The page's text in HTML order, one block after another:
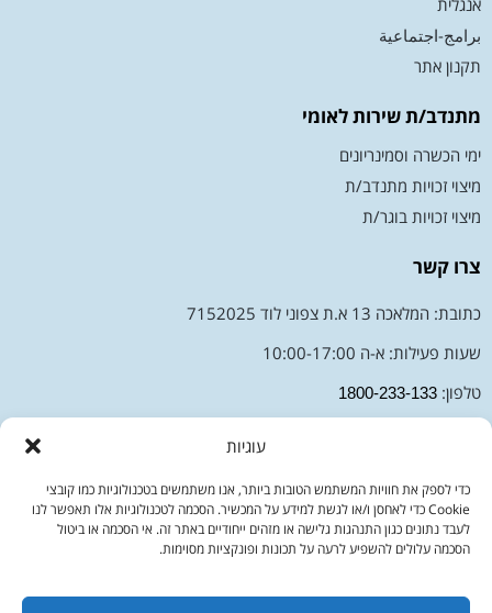
עוגיות
כדי לספק את חוויות המשתמש הטובות ביותר, אנו משתמשים בטכנולוגיות כמו קובצי
Cookie כדי לאחסן ו/או לגשת למידע על המכשיר. הסכמה לטכנולוגיות אלו תאפשר לנו
לעבד נתונים כגון התנהגות גלישה או מזהים ייחודיים באתר זה. אי הסכמה או ביטול
הסכמה עלולים להשפיע לרעה על תכונות ופונקציות מסוימות.
برامج-اجتماعية
תקנון אתר
מתנדב/ת שירות לאומי
ימי הכשרה וסמינריונים
מיצוי זכויות מתנדב/ת
מיצוי זכויות בוגר/ת
צרו קשר
כתובת: המלאכה 13 א.ת צפוני לוד 7152025
שעות פעילות: א-ה 10:00-17:00
טלפון: 1800-233-133
כל הזכויות שמורות לאגודה להתנדבות